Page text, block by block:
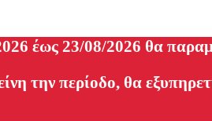
έως 23/08/2026 θα
την περίοδο, θα